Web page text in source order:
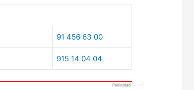
91 456 63 00
915 14 04 04